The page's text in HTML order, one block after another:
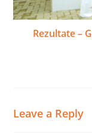
Rezultate –
Leave a Reply